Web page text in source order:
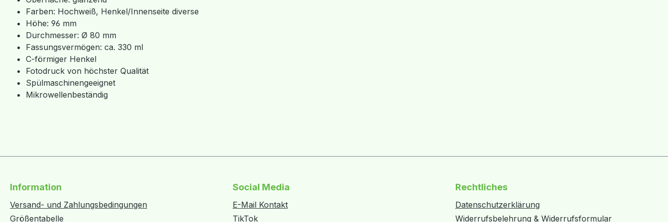
Farben: Hochweiß, Henkel/Innenseite diverse
Höhe: 96 mm
Durchmesser: Ø 80 mm
Fassungsvermögen: ca. 330 ml
C-förmiger Henkel
Fotodruck von höchster Qualität
Spülmaschinengeeignet
Mikrowellenbeständig
Information
Versand- und Zahlungsbedingungen
Größentabelle
Social Media
E-Mail Kontakt
TikTok
Rechtliches
Datenschutzerklärung
Widerrufsbelehrung & Widerrufsformular